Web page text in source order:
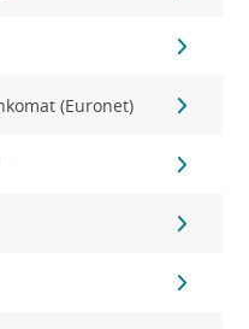
(Euronet)